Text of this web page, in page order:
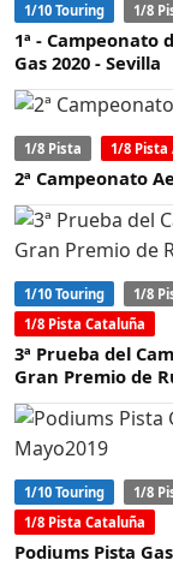
1/10 Touring 1/8
1ª - Campeonato
Gas 2020 - Sevilla
1/8 Pista 1/8 Pista
2ª Campeonato
1/10 Touring 1/8
1/8 Pista Cataluña
3ª Prueba del
Gran Premio de
1/10 Touring 1/8
1/8 Pista Cataluña
Podiums Pista